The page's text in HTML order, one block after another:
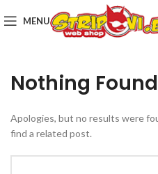
MENU
Nothing Found
Apologies, but no results were
find a related post.